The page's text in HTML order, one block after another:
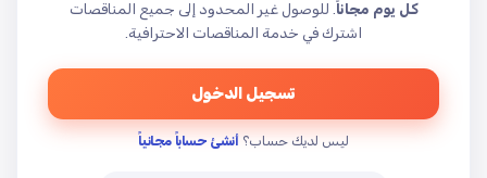
كل يوم مجاناً . للوصول غير المحدود إلى جميع المناقصات
اشترك في خدمة المناقصات الاحترافية.
تسجيل الدخول
ليس لديك حساب؟ أنشئ حساباً مجانياً